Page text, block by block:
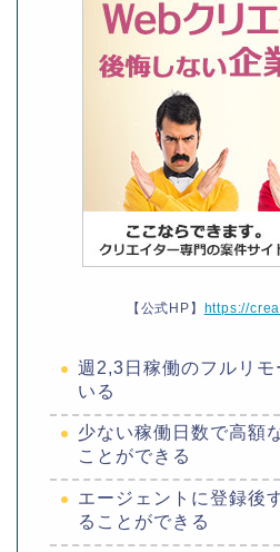
【公式HP】 https://
週2,3日稼働のフルリモ
いる
少ない稼働日数で高額
ことができる
エージェントに登録後
ることができる